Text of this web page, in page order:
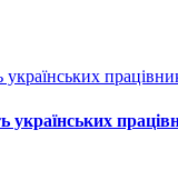
українських